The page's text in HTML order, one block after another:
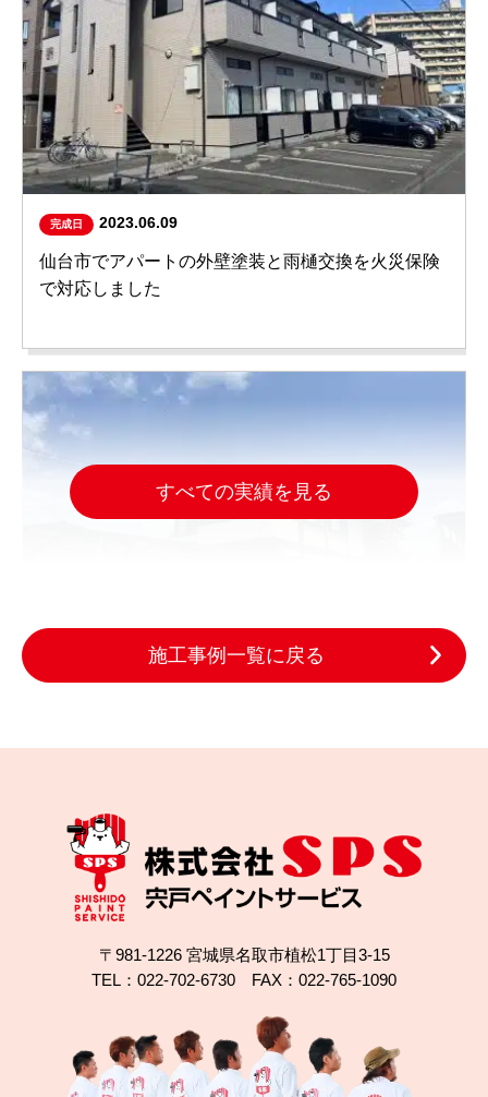
完成日 2023.06.09
仙台市でアパートの外壁塗装と雨樋交換を火災保険
で対応しました
すべての実績を見る
施工事例一覧に戻る
〒981-1226 宮城県名取市植松1丁目3-15
TEL：022-702-6730 FAX：022-765-1090